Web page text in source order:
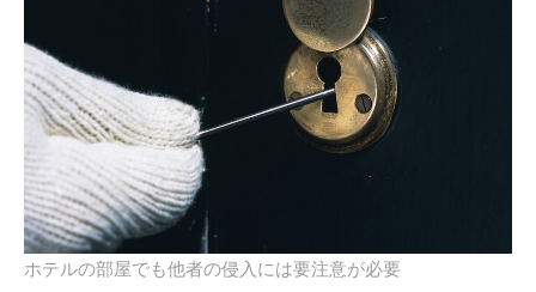
ホテルの部屋でも他者の侵入には要注意が必要